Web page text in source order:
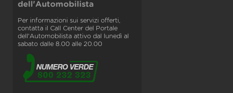
dell'Automobilista
Per informazioni sui servizi offerti,
contatta il Call Center del Portale
dell'Automobilista attivo dal lunedì al
sabato dalle 8.00 alle 20.00